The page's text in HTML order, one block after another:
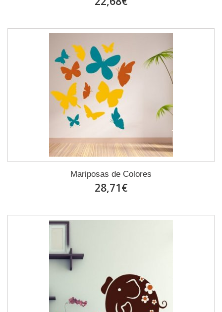
Mariposas de Colores
28,71€